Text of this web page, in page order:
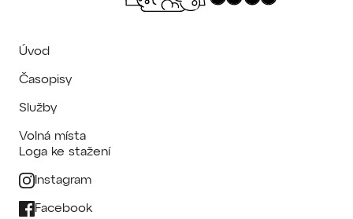
Úvod
Časopisy
Služby
Volná místa
Loga ke stažení
Instagram
Facebook